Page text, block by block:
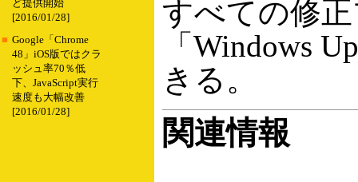
ど提供開始
[2016/01/28]
■ Google「Chrome
48」iOS版ではクラ
ッシュ率70％低
下、JavaScript実行
速度も大幅改善
[2016/01/28]
すべての修
「Windows
きる。
関連情報